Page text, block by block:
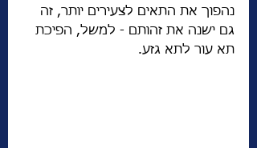
נהפוך את התאים לצעירים יותר, זה
גם ישנה את זהותם - למשל, הפיכת
תא עור לתא גזע.